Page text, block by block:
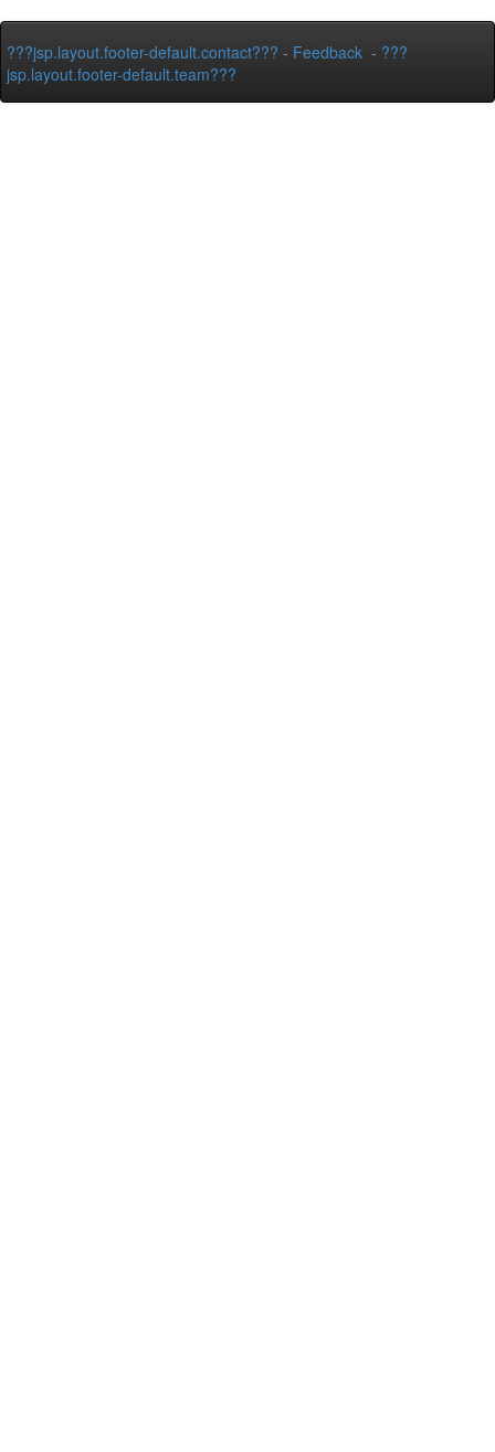
???jsp.layout.footer-default.contact??? - Feedback - ???
jsp.layout.footer-default.team???